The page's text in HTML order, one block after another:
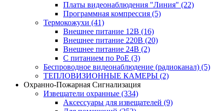
Платы видеонаблюдения "Линия" (22)
Программная компрессия (5)
Термокожухи (41)
Внешнее питание 12В (16)
Внешнее питание 220В (20)
Внешнее питание 24В (2)
С питанием по PoE (3)
Беспроводное видеонаблюдение (радиоканал) (5)
ТЕПЛОВИЗИОННЫЕ КАМЕРЫ (2)
Охранно-Пожарная Сигнализация
Извещатели охранные (334)
Аксессуары для извещателей (9)